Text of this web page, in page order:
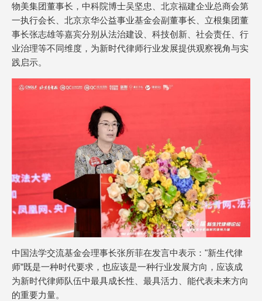
物美集团董事长，中科院博士吴坚忠、北京福建企业总商会第
一执行会长、北京京华公益事业基金会副董事长、立根集团董
事长张志雄等嘉宾分别从法治建设、科技创新、社会责任、行
业治理等不同维度，为新时代律师行业发展提供观察视角与实
践启示。
中国法学交流基金会理事长张所菲在发言中表示："新生代律
师”既是一种时代要求，也应该是一种行业发展方向，应该成
为新时代律师队伍中最具成长性、最具活力、能代表未来方向
的重要力量。